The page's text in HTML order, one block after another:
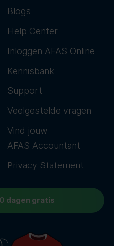
Blogs
Help Center
Inloggen AFAS Online
Kennisbank
Support
Veelgestelde vragen
Vind jouw
AFAS Accountant
Privacy Statement
dagen gratis